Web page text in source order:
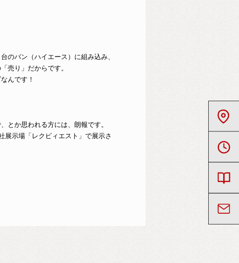
のバン（ハイエース）に組み込み、
売り」だからです。
んです！
とか思われる方には、朗報です。
展示場「レクビィエスト」で展示さ